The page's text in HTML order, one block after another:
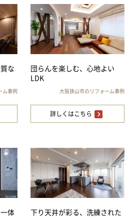
な
ム事例
団らんを楽しむ、心地よい
LDK
大阪狭山市のリフォーム事例
詳しくはこちら
体
下り天井が彩る、洗練された